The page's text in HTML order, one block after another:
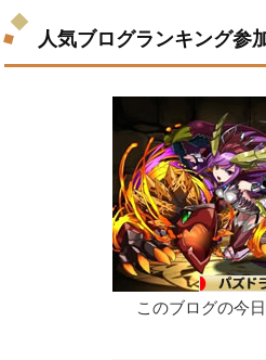
人気ブログランキング参
このブログの今